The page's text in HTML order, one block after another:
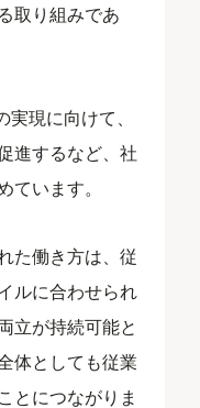
取り組みであ
現に向けて、
進するなど、社
います。
た働き方は、従
ルに合わせられ
立が持続可能と
体としても従業
とにつながりま